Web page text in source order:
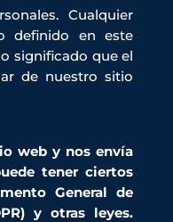
Cualquier
definido en este
significado que el
de nuestro sitio
web y nos envía
tener ciertos
General de
y otras leyes.